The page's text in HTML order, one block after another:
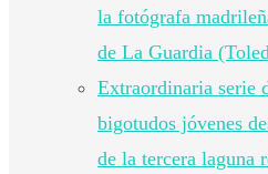
la fotógrafa
de La Guardia
Extraordinaria serie
bigotudos jóvenes
de la tercera laguna